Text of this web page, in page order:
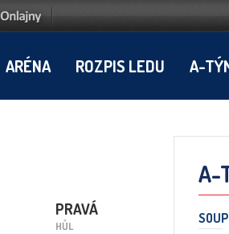
ARÉNA ROZPIS LEDU A-
PRAVÁ
HŮL
A-